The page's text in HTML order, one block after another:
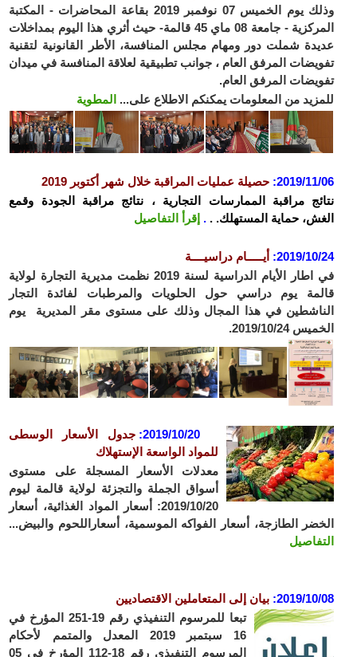
وذلك يوم الخميس 07 نوفمبر 2019 بقاعة المحاضرات - المكتبة
المركزية - جامعة 08 ماي 45 قالمة- حيث أثري هذا اليوم بمداخلات
عديدة شملت دور ومهام مجلس المنافسة، الأطر القانونية لتقنية
تفويضات المرفق العام ، جوانب تطبيقية لعلاقة المنافسة في ميدان
تفويضات المرفق العام.
للمزيد من المعلومات يمكنكم الاطلاع على... المطوية
2019/11/06
: حصيلة عمليات المراقبة خلال شهر أكتوبر 2019
نتائج مراقبة الممارسات التجارية ، نتائج مراقبة الجودة وقمع
الغش، حماية المستهلك. . . إقرأ التفاصيل
2019/10/24
: أيـــــام دراسيــــة
في اطار الأيام الدراسية لسنة 2019 نظمت مديرية التجارة لولاية
قالمة يوم دراسي حول الحلويات والمرطبات لفائدة التجار
الناشطين في هذا المجال وذلك على مستوى مقر المديرية يوم
الخميس 2019/10/24.
2019/10/20: جدول الأسعار الوسطى
للمواد الواسعة الإستهلاك
معدلات الأسعار المسجلة على مستوى
أسواق الجملة والتجزئة لولاية قالمة ليوم
2019/10/20: أسعار المواد الغذائية، أسعار
الخضر الطازجة، أسعار الفواكه الموسمية، أسعاراللحوم والبيض...
التفاصيل
2019/10/08
: بيان إلى المتعاملين الاقتصاديين
تبعا للمرسوم التنفيذي رقم 19-251 المؤرخ في
16 سبتمبر 2019 المعدل والمتمم لأحكام
المرسوم التنفيذي رقم 18-112 المؤرخ في 05